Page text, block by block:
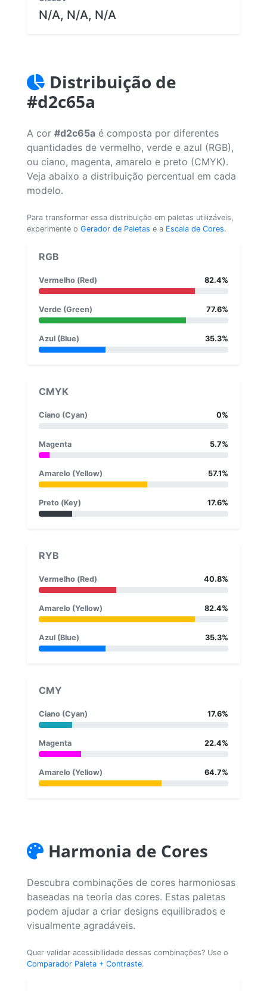
N/A, N/A, N/A
Distribuição de
#d2c65a
A cor #d2c65a é composta por diferentes
quantidades de vermelho, verde e azul (RGB),
ou ciano, magenta, amarelo e preto (CMYK).
Veja abaixo a distribuição percentual em cada
modelo.
Para transformar essa distribuição em paletas utilizáveis,
experimente o Gerador de Paletas e a Escala de Cores.
RGB
Vermelho (Red) 82.4%
Verde (Green) 77.6%
Azul (Blue) 35.3%
CMYK
Ciano (Cyan) 0%
Magenta 5.7%
Amarelo (Yellow) 57.1%
Preto (Key) 17.6%
RYB
Vermelho (Red) 40.8%
Amarelo (Yellow) 82.4%
Azul (Blue) 35.3%
CMY
Ciano (Cyan) 17.6%
Magenta 22.4%
Amarelo (Yellow) 64.7%
Harmonia de Cores
Descubra combinações de cores harmoniosas
baseadas na teoria das cores. Estas paletas
podem ajudar a criar designs equilibrados e
visualmente agradáveis.
Quer validar acessibilidade dessas combinações? Use o
Comparador Paleta + Contraste.